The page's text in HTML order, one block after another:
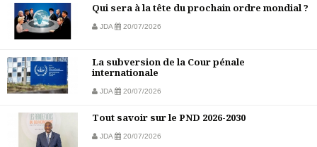
Qui sera à la tête du prochain ordre mondial ?
JDA 20/07/2026
La subversion de la Cour pénale
internationale
JDA 20/07/2026
Tout savoir sur le PND 2026-2030
JDA 20/07/2026